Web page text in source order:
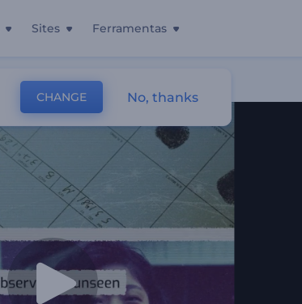
Sites Ferramentas
CHANGE No, thanks